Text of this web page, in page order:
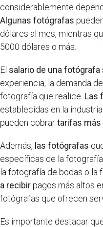
considerablemente
Algunas fotógrafas
dólares al mes, mientras
5000 dólares o más.
El salario de una fotógrafa
experiencia, la demanda
fotografía que realice. Las
establecidas en la
pueden cobrartarifas más
Además, las fotógrafas
específicas de la
la fotografía de bodas o la
a recibirpagos más altos
fotógrafas que ofrecen
Es importante destacar